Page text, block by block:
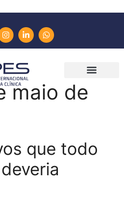
maio de
que todo